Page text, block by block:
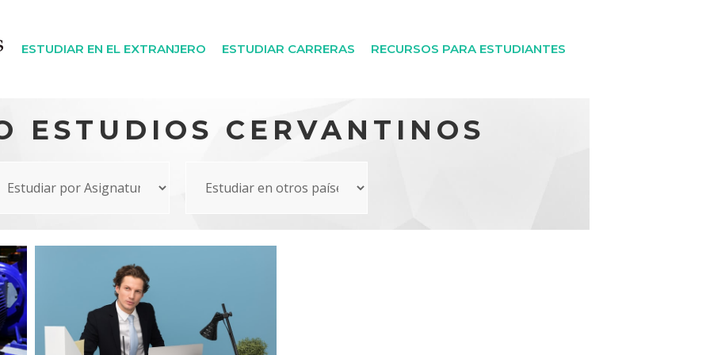
ESTUDIAR EN EL EXTRANJERO ESTUDIAR CARRERAS RECURSOS PARA ESTUDIANTES
ESTUDIOS CERVANTINOS